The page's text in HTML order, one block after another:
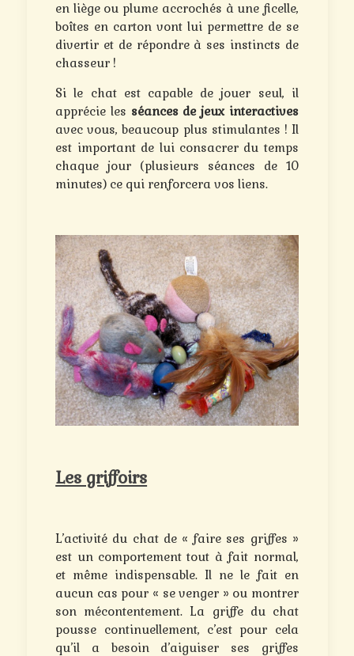
en liège ou plume accrochés à une ficelle,
boîtes en carton vont lui permettre de se
divertir et de répondre à ses instincts de
chasseur !
Si le chat est capable de jouer seul, il
apprécie les séances de jeux interactives
avec vous, beaucoup plus stimulantes ! Il
est important de lui consacrer du temps
chaque jour (plusieurs séances de 10
minutes) ce qui renforcera vos liens.
Les griffoirs
L’activité du chat de « faire ses griffes »
est un comportement tout à fait normal,
et même indispensable. Il ne le fait en
aucun cas pour « se venger » ou montrer
son mécontentement. La griffe du chat
pousse continuellement, c’est pour cela
qu’il a besoin d’aiguiser ses griffes